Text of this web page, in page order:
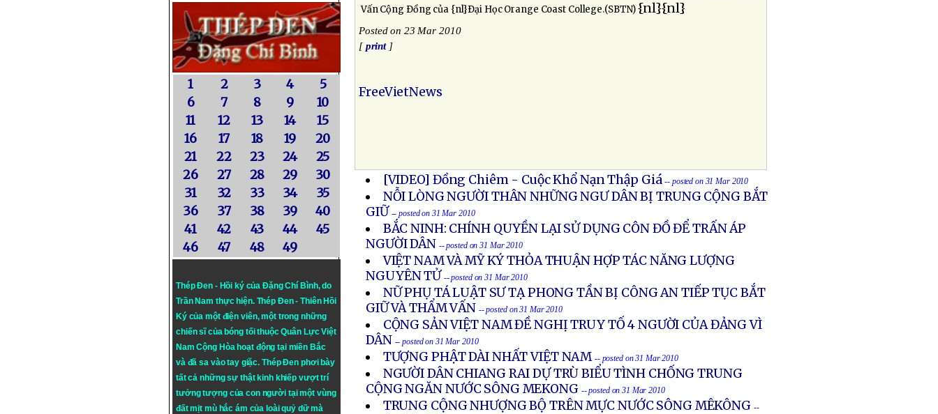
1 2 3 4
5
6
7 8 9
10
11
12 13 14
15
16
17 18 19
20
21
22 23 24
25
26
27 28 29
30
31
32 33 34
35
36
37 38 39
40
41
42 43 44
45
46
47 48 49
Thép Đen - Hồi ký của Đặng Chí Bình, do
Trần Nam thực hiện. Thép Đen- Thiên Hồi
Ký của một điện viên, một trong những
chiến sĩ của bóng tối thuộc Quân Lực Việt
Nam Cộng Hòa hoạt động tại miền Bắc
và đã sa vào tay giặc. Thép Đen phơi bày
tất cả những sự thật kinh khiếp vượt trí
tưởng tượng của con người tại một vùng
đất mịt mù hắc ám của loài quỷ dữ mà
Vấn Cộng Ðồng của {nl}Ðại Học Orange Coast College.(SBTN){nl}{nl}
Posted on 23 Mar 2010
[print]
FreeVietNews
[VIDEO] Đồng Chiêm - Cuộc Khổ Nạn Thập Giá -- posted on 31 Mar 2010
NỖI LÒNG NGƯỜI THÂN NHỮNG NGƯ DÂN BỊ TRUNG CỘNG BẮT
GIỮ -- posted on 31 Mar 2010
BẮC NINH: CHÍNH QUYỀN LẠI SỬ DỤNG CÔN ĐỒ ĐỂ TRẤN ÁP
NGƯỜI DÂN -- posted on 31 Mar 2010
VIỆT NAM VÀ MỸ KÝ THỎA THUẬN HỢP TÁC NĂNG LƯỢNG
NGUYÊN TỬ -- posted on 31 Mar 2010
NỮ PHỤ TÁ LUẬT SƯ TẠ PHONG TẦN BỊ CÔNG AN TIẾP TỤC BẮT
GIỮ VÀ THẨM VẤN -- posted on 31 Mar 2010
CỘNG SẢN VIỆT NAM ĐỀ NGHỊ TRUY TỐ 4 NGƯỜI CỦA ĐẢNG VÌ
DÂN -- posted on 31 Mar 2010
TƯỢNG PHẬT DÀI NHẤT VIỆT NAM -- posted on 31 Mar 2010
NGƯỜI DÂN CHIANG RAI DỰ TRÙ BIỂU TÌNH CHỐNG TRUNG
CỘNG NGĂN NƯỚC SÔNG MEKONG -- posted on 31 Mar 2010
TRUNG CỘNG NHƯỢNG BỘ TRÊN MỰC NƯỚC SÔNG MÊKÔNG --